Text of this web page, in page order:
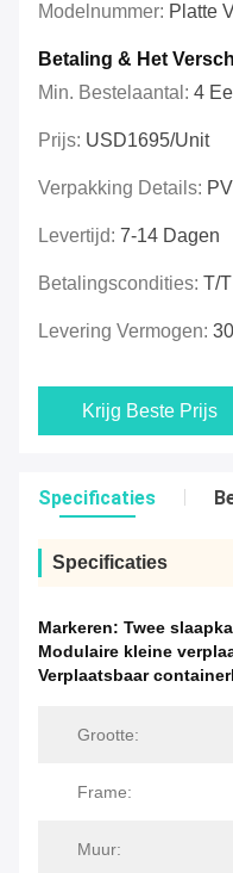
Modelnummer: Platte
Betaling & Het
Min. Bestelaantal: 4
Prijs: USD1695/unit
Verpakking Details:
Levertijd: 7-14 Dagen
Betalingscondities: T/T
Levering Vermogen:
Krijg Beste Prijs
Specificaties
Specificaties
Markeren: Twee
Modulaire kleine
Verplaatsbaar
Grootte:
Frame:
Muur: